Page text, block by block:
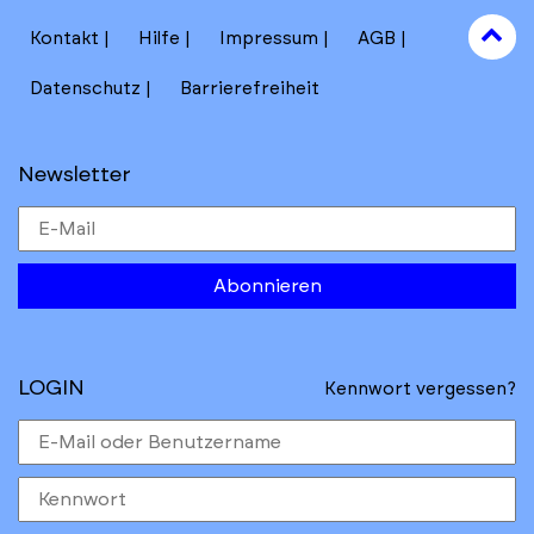
Kontakt Hilfe Impressum AGB
Datenschutz Barrierefreiheit
Newsletter
Abonnieren
to
top
LOGIN Kennwort vergessen?